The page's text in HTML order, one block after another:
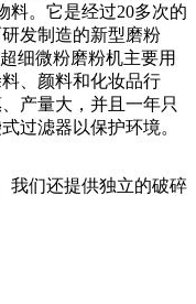
料。它是经过20多次的
发制造的新型磨粉
细微粉磨粉机主要用
、颜料和化妆品行
产量大，并且一年只
过滤器以保护环境。
我们还提供独立的破碎